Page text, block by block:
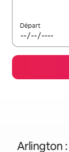
Départ
Arlington